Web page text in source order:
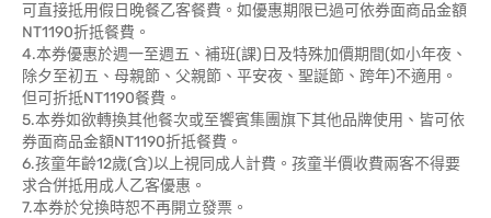
可直接抵用假日晚餐乙客餐費。如優惠期限已過可依券面商品金額
NT1190折抵餐費。
4.本券優惠於週一至週五、補班(課)日及特殊加價期間(如小年夜、
除夕至初五、母親節、父親節、平安夜、聖誕節、跨年)不適用。
但可折抵NT1190餐費。
5.本券如欲轉換其他餐次或至饗賓集團旗下其他品牌使用、皆可依
券面商品金額NT1190折抵餐費。
6.孩童年齡12歲(含)以上視同成人計費。孩童半價收費兩客不得要
求合併抵用成人乙客優惠。
7.本券於兌換時恕不再開立發票。